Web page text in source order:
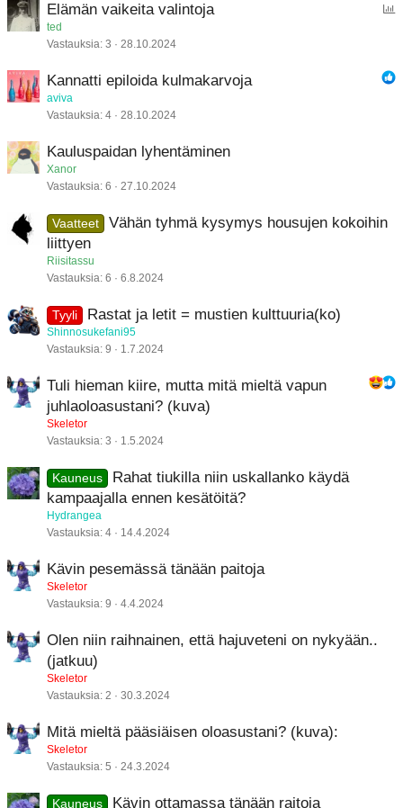
s
Elämän vaikeita valintoja
ted
Vastauksia 3 28.10.2024
Kannatti epiloida kulmakarvoja
aviva
Vastauksia 4 28.10.2024
Kauluspaidan lyhentäminen
Xanor
Vastauksia 6 27.10.2024
Vaatteet
Vähän tyhmä kysymys housujen kokoihin
liittyen
Riisitassu
Vastauksia 6 6.8.2024
Tyyli Rastat ja letit = mustien kulttuuria(ko)
Shinnosukefani95
Vastauksia 9 1.7.2024
Tuli hieman kiire, mutta mitä mieltä vapun
juhlaoloasustani? (kuva)
Skeletor
Vastauksia 3 1.5.2024
Kauneus
Rahat tiukilla niin uskallanko käydä
kampaajalla ennen kesätöitä?
Hydrangea
Vastauksia 4 14.4.2024
Kävin pesemässä tänään paitoja
Skeletor
Vastauksia 9 4.4.2024
Olen niin raihnainen, että hajuveteni on nykyään..
(jatkuu)
Skeletor
Vastauksia 2 30.3.2024
Mitä mieltä pääsiäisen oloasustani? (kuva):
Skeletor
Vastauksia 5 24.3.2024
Kauneus Kävin ottamassa tänään raitoja